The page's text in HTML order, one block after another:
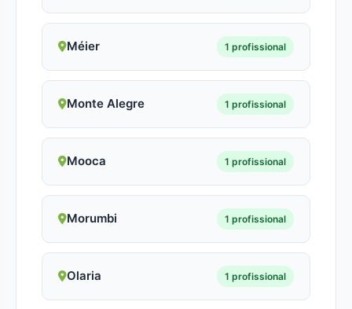
Méier 1 profissional
Monte Alegre 1 profissional
Mooca 1 profissional
Morumbi 1 profissional
Olaria 1 profissional